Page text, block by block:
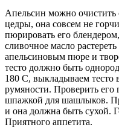
Апельсин можно очистить
цедры, она совсем не
пюрировать его
сливочное масло
апельсиновым пюре и
тесто должно быть
180 С, выкладываем тесто
румяности. Проверить его
шпажкой для шашлыков.
и она должна быть сухой.
Приятного аппетита.